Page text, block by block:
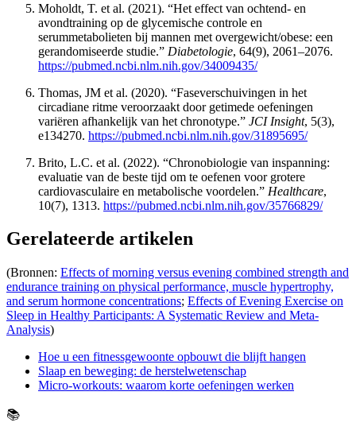
Moholdt, T. et al. (2021). “Het effect van ochtend- en
avondtraining op de glycemische controle en
serummetabolieten bij mannen met overgewicht/obese: een
gerandomiseerde studie.” Diabetologie, 64(9), 2061–2076.
https://pubmed.ncbi.nlm.nih.gov/34009435/
Thomas, JM et al. (2020). “Faseverschuivingen in het
circadiane ritme veroorzaakt door getimede oefeningen
variëren afhankelijk van het chronotype.” JCI Insight, 5(3),
e134270. https://pubmed.ncbi.nlm.nih.gov/31895695/
Brito, L.C. et al. (2022). “Chronobiologie van inspanning:
evaluatie van de beste tijd om te oefenen voor grotere
cardiovasculaire en metabolische voordelen.” Healthcare,
10(7), 1313. https://pubmed.ncbi.nlm.nih.gov/35766829/
Gerelateerde artikelen
(Bronnen: Effects of morning versus evening combined strength and
endurance training on physical performance, muscle hypertrophy,
and serum hormone concentrations; Effects of Evening Exercise on
Sleep in Healthy Participants: A Systematic Review and Meta-
Analysis)
Hoe u een fitnessgewoonte opbouwt die blijft hangen
Slaap en beweging: de herstelwetenschap
Micro-workouts: waarom korte oefeningen werken
📚